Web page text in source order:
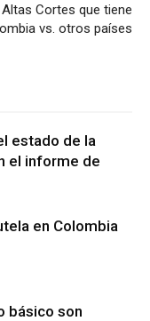
Altas Cortes que tiene
vs. otros países
estado de la
el informe de
en Colombia
básico son